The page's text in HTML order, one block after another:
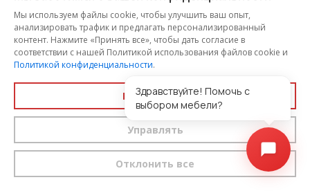
Мы используем файлы cookie, чтобы улучшить ваш опыт,
анализировать трафик и предлагать персонализированный
контент. Нажмите «Принять все», чтобы дать согласие в
соответствии с нашей Политикой использования файлов cookie и
Политикой конфиденциальности.
Принять все
Управлять
Отклонить все
Здравствуйте! Помочь с
выбором мебели?